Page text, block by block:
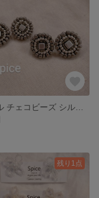
残り1点